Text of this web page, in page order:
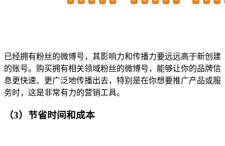
已经拥有粉丝的微博号，其影响力和传播力要远远高于新创建
的账号。购买拥有相关领域粉丝的微博号，能够让你的品牌信
息更快速、更广泛地传播出去，特别是在你想要推广产品或服
务时，这是非常有力的营销工具。
（3）节省时间和成本